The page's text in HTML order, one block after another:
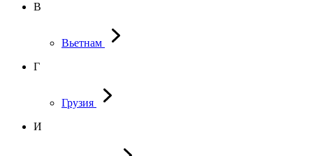
В
Вьетнам
Г
Грузия
И